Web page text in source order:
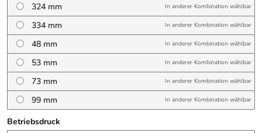
324 mm In anderer Kombination wählbar
334 mm In anderer Kombination wählbar
48 mm In anderer Kombination wählbar
53 mm In anderer Kombination wählbar
73 mm In anderer Kombination wählbar
99 mm In anderer Kombination wählbar
Betriebsdruck